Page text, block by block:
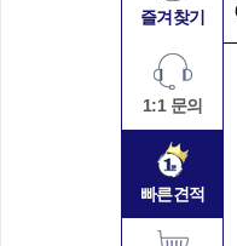
즐겨찾기
1:1 문의
빠른견적